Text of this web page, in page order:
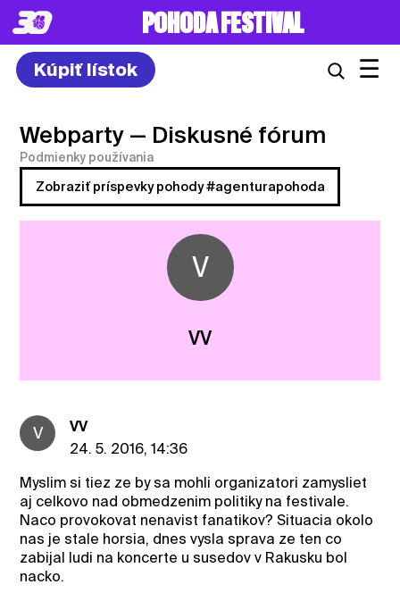
POHODA FESTIVAL
Kúpiť lístok ☰
Webparty — Diskusné fórum
Podmienky používania
Zobraziť príspevky pohody #agenturapohoda
V
VV
V
VV
24. 5. 2016, 14:36
Myslim si tiez ze by sa mohli organizatori zamysliet
aj celkovo nad obmedzenim politiky na festivale.
Naco provokovat nenavist fanatikov? Situacia okolo
nas je stale horsia, dnes vysla sprava ze ten co
zabijal ludi na koncerte u susedov v Rakusku bol
nacko.